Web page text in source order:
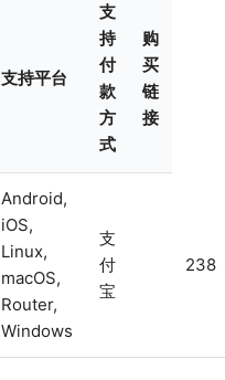
支持平台
支
持
付
款
方
式
购
买
链
接
Android,
iOS,
Linux,
macOS,
Router,
Windows
支
付
宝
238